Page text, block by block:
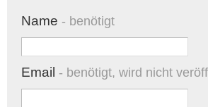
Name - benötigt
Email - benötigt, wird nicht